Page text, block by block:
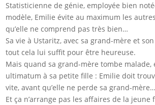
Statisticienne de génie, employée bien
modèle, Emilie évite au maximum les
qu’elle ne comprend pas très bien…
Sa vie à Ustaritz, avec sa grand-mère et
tout cela lui suffit pour être heureuse.
Mais quand sa grand-mère tombe malade,
ultimatum à sa petite fille : Emilie doit
vite, avant qu’elle ne perde sa grand-mère…
Et ça n’arrange pas les affaires de la